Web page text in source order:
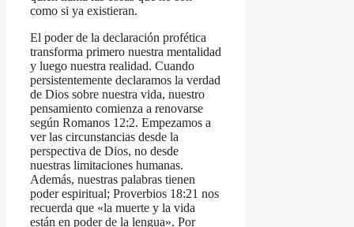
como si ya existieran.
El poder de la declaración profética
transforma primero nuestra mentalidad
y luego nuestra realidad. Cuando
persistentemente declaramos la verdad
de Dios sobre nuestra vida, nuestro
pensamiento comienza a renovarse
según Romanos 12:2. Empezamos a
ver las circunstancias desde la
perspectiva de Dios, no desde
nuestras limitaciones humanas.
Además, nuestras palabras tienen
poder espiritual; Proverbios 18:21 nos
recuerda que «la muerte y la vida
están en poder de la lengua». Por